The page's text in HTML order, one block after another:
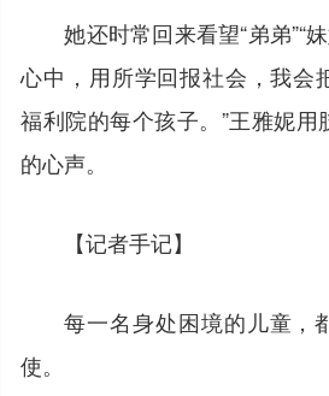
她还时常回来看望“弟弟”“
心中，用所学回报社会，我会
福利院的每个孩子。”王雅妮
的心声。
【记者手记】
每一名身处困境的儿童，
使。